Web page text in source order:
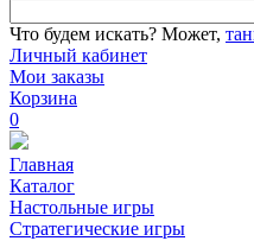
Что будем искать? Может,
Личный кабинет
Мои заказы
Корзина
0
Главная
Каталог
Настольные игры
Стратегические игры